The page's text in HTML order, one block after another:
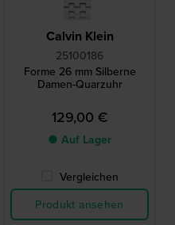
Calvin Klein
25100186
Forme 26 mm Silberne
Damen-Quarzuhr
129,00 €
● Auf Lager
Vergleichen
Produkt ansehen